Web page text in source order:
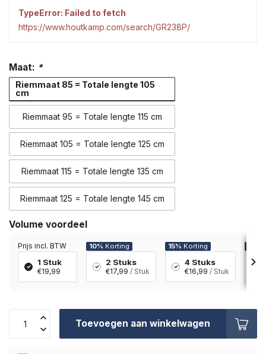
TypeError: Failed to fetch
https://www.houtkamp.com/search/GR238P/
Maat: *
Riemmaat 85 = Totale lengte 105
cm
Riemmaat 95 = Totale lengte 115 cm
Riemmaat 105 = Totale lengte 125 cm
Riemmaat 115 = Totale lengte 135 cm
Riemmaat 125 = Totale lengte 145 cm
Volume voordeel
Prijs incl. BTW
1 Stuk
€19,99
10% Korting
2 Stuks
€17,99 / Stuk
15% Korting
4 Stuks
€16,99 / Stuk
Toevoegen aan winkelwagen